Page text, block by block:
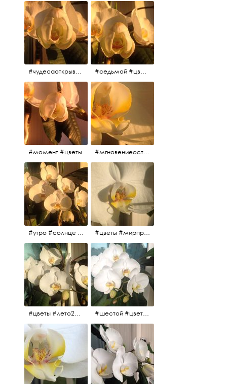
#чудесаоткрываются #красота #чудоприроды #нежность #цветы #прекрасное #седьмой #цветы #жизньналоджии
#момент #цветы #мгновениеостановись #прекрасныймомент #жаждарасцвета
#утро #солнце #белыеночи2017 #санктпетербург #цветы #седьмойпошёл #цветы #мирпрекрасен #пятьутра
#цветы #лето2017 #седьмойнаподходе #шестой #всегодевять #шестой #цветыцветут #цветы #лето2017 #летнийснег